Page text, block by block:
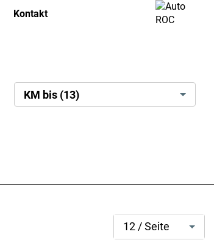
Kontakt
search[mileage]
KM bis (13)
search[page
size]
12 / Seite